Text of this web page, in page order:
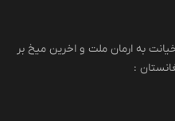
به ارمان ملت و اخرین میخ بر
: